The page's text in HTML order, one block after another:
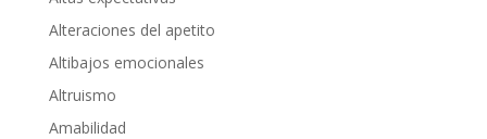
Alteraciones del apetito
Altibajos emocionales
Altruismo
Amabilidad